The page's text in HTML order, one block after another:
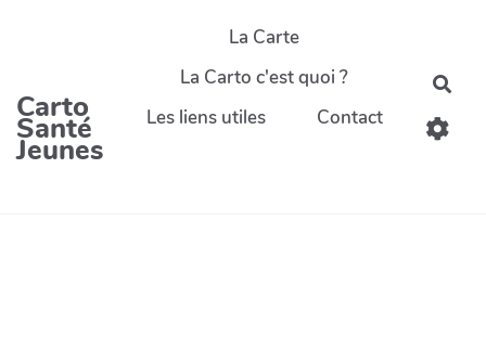
Carto
Santé
Jeunes
La Carte
La Carto c'est quoi ?
Les liens utiles
Contact